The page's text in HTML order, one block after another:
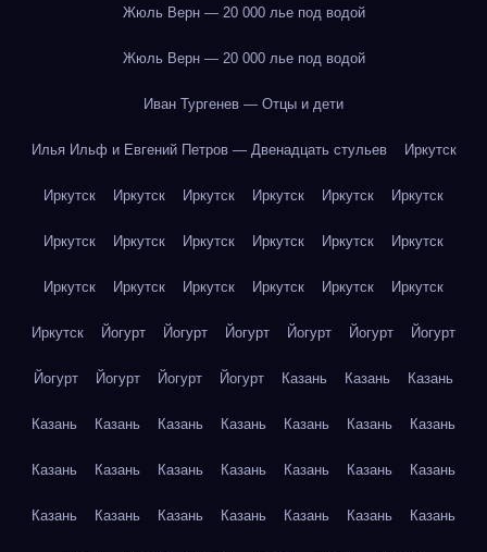
Жюль Верн — 20 000 лье под водой
Жюль Верн — 20 000 лье под водой
Иван Тургенев — Отцы и дети
Илья Ильф и Евгений Петров — Двенадцать стульев Иркутск
Иркутск Иркутск Иркутск Иркутск Иркутск Иркутск
Иркутск Иркутск Иркутск Иркутск Иркутск Иркутск
Иркутск Иркутск Иркутск Иркутск Иркутск Иркутск
Иркутск Йогурт Йогурт Йогурт Йогурт Йогурт Йогурт
Йогурт Йогурт Йогурт Йогурт Казань Казань Казань
Казань Казань Казань Казань Казань Казань Казань
Казань Казань Казань Казань Казань Казань Казань
Казань Казань Казань Казань Казань Казань Казань